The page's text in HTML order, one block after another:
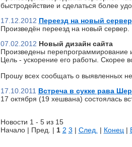
быстродействие и сделаться более
17.12.2012 Переезд на новый сервер
Произведён переезд на новый сервер.
07.02.2012 Новый дизайн сайта
Произведены перепрограммирование
Цель - ускорение его работы. Скорее
Прошу всех сообщать о выявленных
17.10.2011 Встреча в сукке рава
17 октября (19 хешвана) состоялась
Новости 1 - 5 из 15
Начало | Пред. | 1 2 3 | След. | Конец |